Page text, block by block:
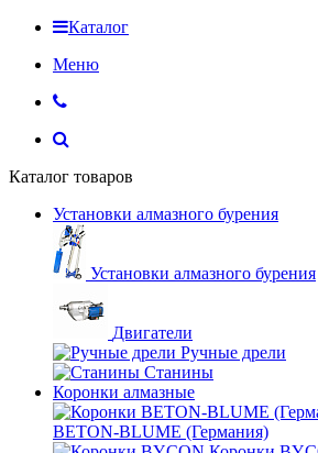
Каталог
Меню
Каталог товаров
Установки алмазного бурения
Установки алмазного бурения
Двигатели
Ручные дрели
Станины
Коронки алмазные
BETON-BLUME (Германия)